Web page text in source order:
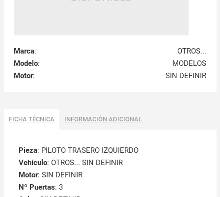
Marca:
OTROS...
Modelo:
MODELOS
Motor: SIN DEFINIR
FICHA TÉCNICA INFORMACIÓN ADICIONAL
Pieza: PILOTO TRASERO IZQUIERDO
Vehículo: OTROS... SIN DEFINIR
Motor: SIN DEFINIR
Nº Puertas: 3